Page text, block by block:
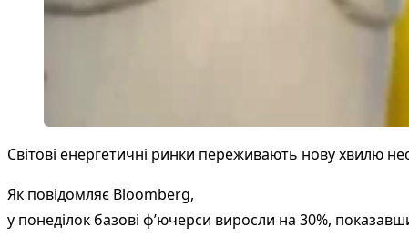
Світові енергетичні ринки переживають нову хвилю
Як повідомляє Bloomberg,
у понеділок базові ф’ючерси виросли на 30%,